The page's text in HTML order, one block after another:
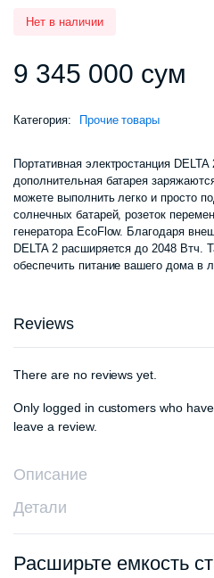
Нет в наличии
9 345 000 сум
Категория: Прочие товары
Портативная электростанция
дополнительная батарея
можете выполнить легко и просто
солнечных батарей, розеток
генератора EcoFlow. Благодаря
DELTA 2 расширяется до 2048 Втч.
обеспечить питание вашего дома в
Reviews
There are no reviews yet.
Only logged in customers who
leave a review.
Описание
Детали
Расширьте емкость